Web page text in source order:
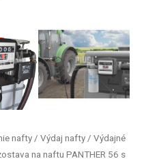
nafty / Výdaj nafty / Výdajné
na naftu PANTHER 56 s